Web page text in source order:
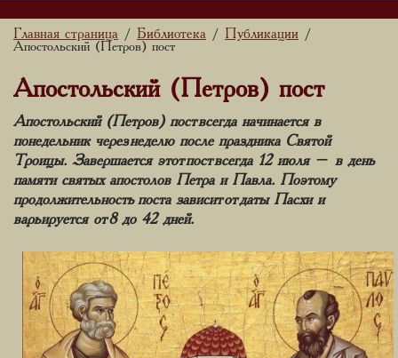
Главная страница / Библиотека / Публикации /
Апостольский (Петров) пост
Апостольский (Петров) пост
Апостольский (Петров) пост всегда начинается в
понедельник через неделю после праздника Святой
Троицы. Завершается этот пост всегда 12 июля – в день
памяти святых апостолов Петра и Павла. Поэтому
продолжительность поста зависит от даты Пасхи и
варьируется от 8 до 42 дней.